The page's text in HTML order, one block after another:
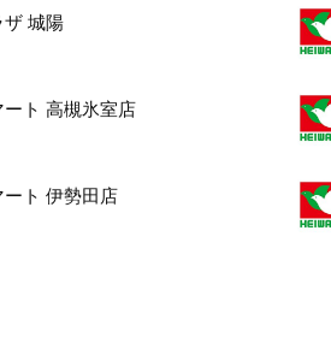
ザ 城陽
ト 高槻氷室店
ト 伊勢田店